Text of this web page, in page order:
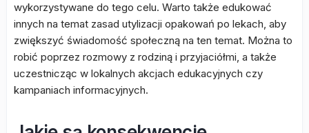
wykorzystywane do tego celu. Warto także edukować
innych na temat zasad utylizacji opakowań po lekach, aby
zwiększyć świadomość społeczną na ten temat. Można to
robić poprzez rozmowy z rodziną i przyjaciółmi, a także
uczestnicząc w lokalnych akcjach edukacyjnych czy
kampaniach informacyjnych.